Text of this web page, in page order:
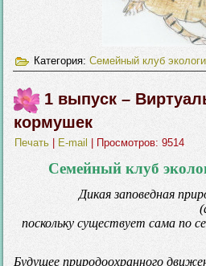
Категория:Семейный клуб
1 выпуск –
кормушек
Печать E-mail | Просмотров: 9514
Семейный клуб
Дикая заповедная
поскольку существует сама по
Будущее природоохранного